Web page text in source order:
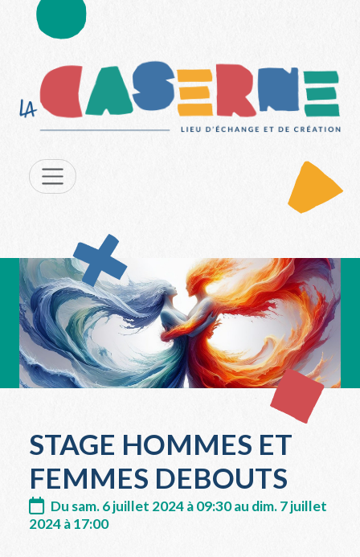
STAGE HOMMES ET
FEMMES DEBOUTS
Du sam. 6 juillet 2024 à 09:30 au dim. 7 juillet
2024 à 17:00